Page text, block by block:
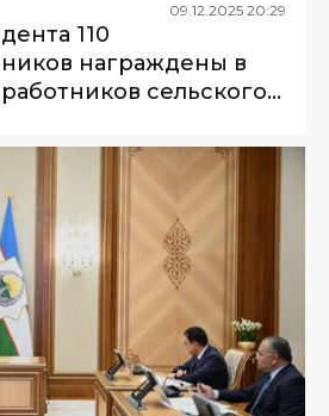
09.12.2025 20:29
110
награждены в
сельского